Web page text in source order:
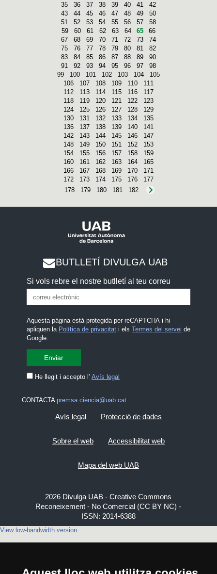
35
36 37 38 39 40 41
42
43
44 45 46 47 48 49
50
51
52 53 54 55 56 57
58
59
60 61 62 63 64 65
66
67
68 69 70 71 72 73
74
75
76 77 78 79 80 81
82
83
84 85 86 87 88 89
90
91
92 93 94 95 96 97
98
99
100 101 102 103 104
105
106
107 108 109 110
111
112
113 114 115 116
117
118
119 120 121 122
123
124
125 126 127 128
129
130
131 132 133 134
135
136
137 138 139 140
141
142
143 144 145 146
147
148
149 150 151 152
153
154
155 156 157 158
159
160
161 162 163 164
165
166
167 168 169 170
171
172
173 174 175 176
177
178
179 180 181 182
BUTLLETÍ DIVULGA UAB
Si vols rebre el nostre butlletí al teu correu
Aquesta pàgina està protegida per reCAPTCHA i hi
apliquen la Política de privacitati els Termes del servei de
Google.
He llegit i accepto l' Avís legal
CONTACTA premsa.ciencia@uab.cat
Avís legal Protecció de dades
Sobre el web Accessibilitat web
Mapa del web UAB
2026 Divulga UAB - Creative Commons
Reconeixement - No Comercial (CC BY NC) -
ISSN: 2014-6388
View low-bandwidth version